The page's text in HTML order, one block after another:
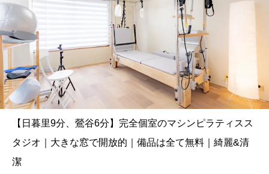
【日暮里9分、鶯谷6分】完全個室のマシンピラティスス
タジオ｜大きな窓で開放的｜備品は全て無料｜綺麗&清
潔